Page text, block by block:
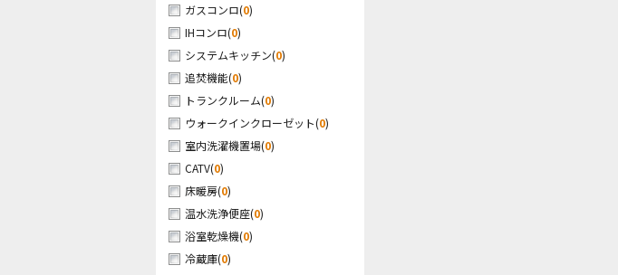
ガスコンロ(0)
IHコンロ(0)
システムキッチン(0)
追焚機能(0)
トランクルーム(0)
ウォークインクローゼット(0)
室内洗濯機置場(0)
CATV(0)
床暖房(0)
温水洗浄便座(0)
浴室乾燥機(0)
冷蔵庫(0)